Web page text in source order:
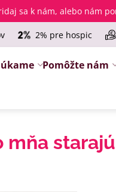
sa k nám, alebo nám
2% pre hospic
Pomôžte nám
mňa